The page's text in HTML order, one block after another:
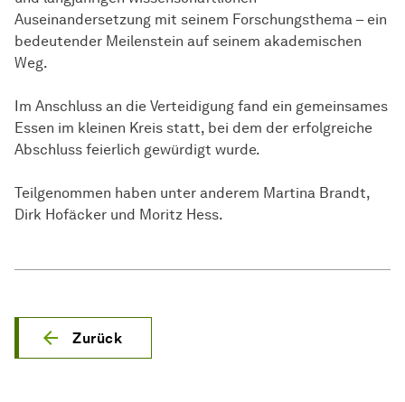
Auseinandersetzung mit seinem Forschungsthema – ein
bedeutender Meilenstein auf seinem akademischen
Weg.
Im Anschluss an die Verteidigung fand ein gemeinsames
Essen im kleinen Kreis statt, bei dem der erfolgreiche
Abschluss feierlich gewürdigt wurde.
Teilgenommen haben unter anderem Martina Brandt,
Dirk Hofäcker und Moritz Hess.
Zurück